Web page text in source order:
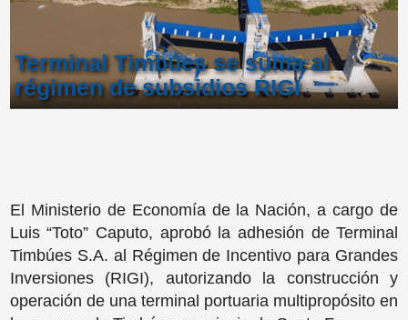
Terminal Timbúes se suma al
régimen de subsidios RIGI
El Ministerio de Economía de la Nación, a cargo de
Luis “Toto” Caputo, aprobó la adhesión de Terminal
Timbúes S.A. al Régimen de Incentivo para Grandes
Inversiones (RIGI), autorizando la construcción y
operación de una terminal portuaria multipropósito en